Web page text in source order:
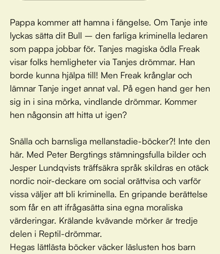
Pappa kommer att hamna i fängelse. Om Tanje inte
lyckas sätta dit Bull – den farliga kriminella ledaren
som pappa jobbar för. Tanjes magiska ödla Freak
visar folks hemligheter via Tanjes drömmar. Han
borde kunna hjälpa till! Men Freak krånglar och
lämnar Tanje inget annat val. På egen hand ger hen
sig in i sina mörka, vindlande drömmar. Kommer
hen någonsin att hitta ut igen?
Snälla och barnsliga mellanstadie-böcker?! Inte den
här. Med Peter Bergtings stämningsfulla bilder och
Jesper Lundqvists träffsäkra språk skildras en otäck
nordic noir-deckare om social orättvisa och varför
vissa väljer att bli kriminella. En gripande berättelse
som får en att ifrågasätta sina egna moraliska
värderingar. Krälande kvävande mörker är tredje
delen i Reptil-drömmar.
Hegas lättlästa böcker väcker läslusten hos barn